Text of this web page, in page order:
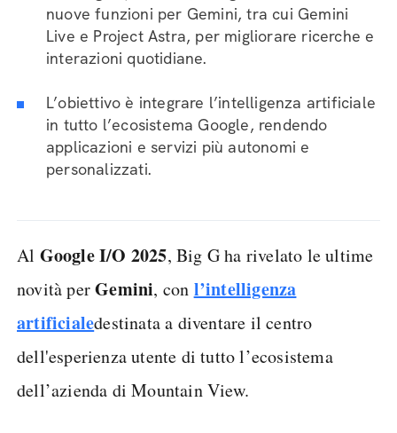
nuove funzioni per Gemini, tra cui Gemini
Live e Project Astra, per migliorare ricerche e
interazioni quotidiane.
L’obiettivo è integrare l’intelligenza artificiale
in tutto l’ecosistema Google, rendendo
applicazioni e servizi più autonomi e
personalizzati.
Al Google I/O 2025, Big G ha rivelato le ultime
novità perGemini, con l’intelligenza
artificialedestinata a diventare il centro
dell'esperienza utente di tutto l’ecosistema
dell’azienda di Mountain View.